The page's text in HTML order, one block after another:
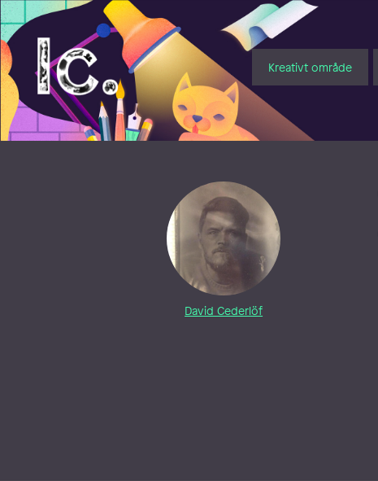
Illustratörcentrum
Kreativt område
David Cederlöf